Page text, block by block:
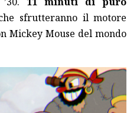
sfrutteranno il motore
Mickey Mouse del mondo